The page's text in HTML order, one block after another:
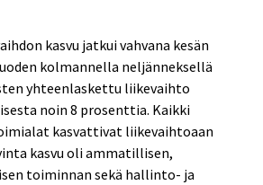
kasvu jatkui vahvana kesän
kolmannella neljänneksellä
yhteenlaskettu liikevaihto
noin 8 prosenttia. Kaikki
kasvattivat liikevaihtoaan
kasvu oli ammatillisen,
toiminnan sekä hallinto- ja